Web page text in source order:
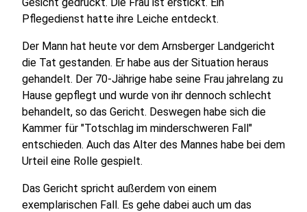
Pflegedienst hatte ihre Leiche entdeckt.
Der Mann hat heute vor dem Arnsberger Landgericht
die Tat gestanden. Er habe aus der Situation heraus
gehandelt. Der 70-Jährige habe seine Frau jahrelang zu
Hause gepflegt und wurde von ihr dennoch schlecht
behandelt, so das Gericht. Deswegen habe sich die
Kammer für "Totschlag im minderschweren Fall"
entschieden. Auch das Alter des Mannes habe bei dem
Urteil eine Rolle gespielt.
Das Gericht spricht außerdem von einem
exemplarischen Fall. Es gehe dabei auch um das